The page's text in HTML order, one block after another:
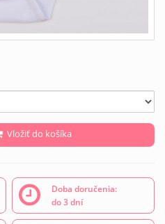
Vložiť do košíka
Doba doručenia:
do 3 dní